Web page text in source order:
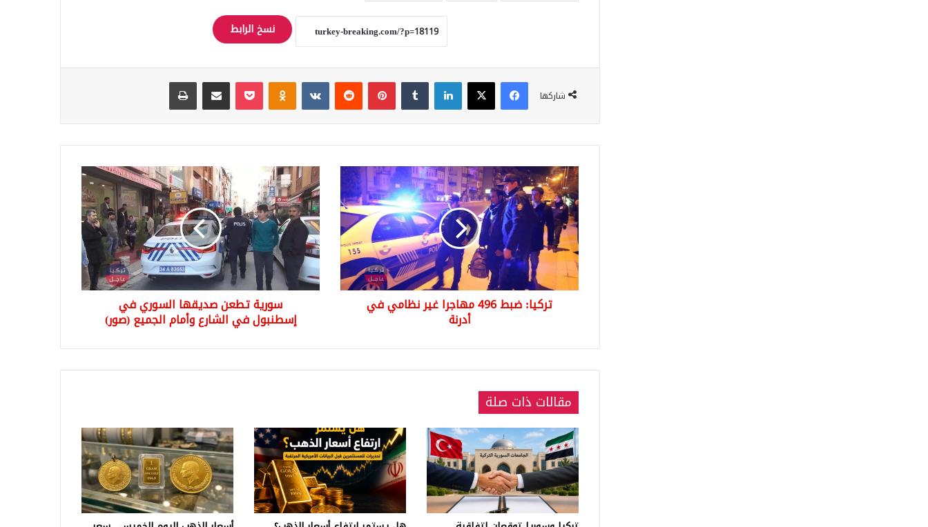
نسخ الرابط
شاركها
فيسبوك‫X لينكدإن بينتيريست Odnoklassniki
‫Pocket مشاركة عبر البريد طباعة
تركيا:
ضبط
496
مهاجرا
غير
نظامي
في
أدرنة
تركيا: ضبط 496 مهاجرا غير نظامي في
أدرنة
سورية
تطعن
صديقها
السوري
في
إسطنبول
في
الشارع
وأمام
سورية تطعن صديقها السوري في
إسطنبول في الشارع وأمام الجميع (صور)
مقالات ذات صلة